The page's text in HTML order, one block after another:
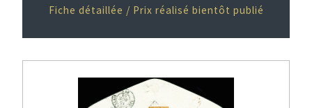
Fiche détaillée / Prix réalisé bientôt publié